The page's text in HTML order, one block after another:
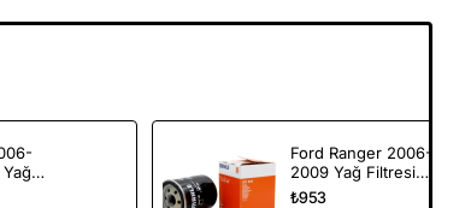
Ford Ranger 2006-
2009 Yağ Filtresi
Mahle Marka
₺953